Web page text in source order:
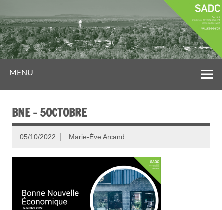
MENU
BNE – 5OCTOBRE
05/10/2022 Marie-Ève Arcand